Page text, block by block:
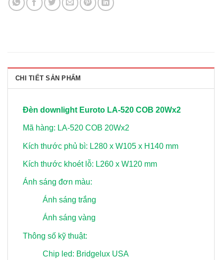
CHI TIẾT SẢN PHẨM
Đèn downlight Euroto LA-520 COB 20Wx2
Mã hàng: LA-520 COB 20Wx2
Kích thước phủ bì: L280 x W105 x H140 mm
Kích thước khoét lỗ: L260 x W120 mm
Ánh sáng đơn màu:
Ánh sáng trắng
Ánh sáng vàng
Thông số kỹ thuật:
Chip led: Bridgelux USA